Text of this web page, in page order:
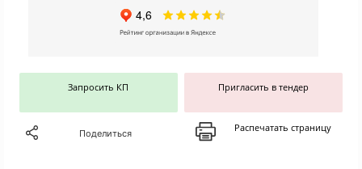
Запросить КП Пригласить в тендер
Поделиться Распечатать страницу